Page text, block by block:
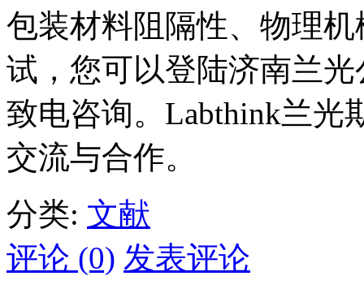
包装材料阻隔性、物理
试，您可以登陆济南兰
致电咨询。Labthink兰光
交流与合作。
分类: 文献
评论 (0) 发表评论